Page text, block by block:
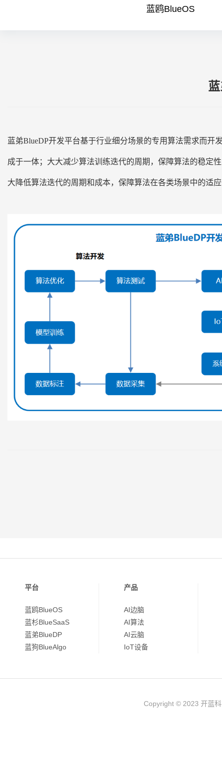
蓝鸥BlueOS
蓝弟BlueDP开发平台基于行业细分场景的专用算法需求而
成于一体；大大减少算法训练迭代的周期，保障算法的稳定
大降低算法迭代的周期和成本，保障算法在各类场景中的适
平台
蓝鸥BlueOS
蓝杉BlueSaaS
蓝弟BlueDP
蓝狗BlueAlgo
产品
AI边脑
AI算法
AI云脑
IoT设备
Copyright © 2023 开蓝